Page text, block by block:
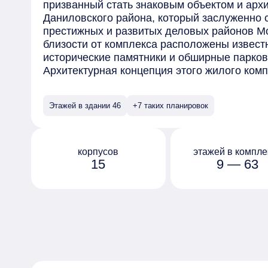
призванный стать знаковым объектом и
Даниловского района, который заслуженно
престижных и развитых деловых районов
близости от комплекса расположены
исторические памятники и обширные
Архитектурная концепция этого жилого
количеством комнат, от одной до четырех.
Благоустройство территории комплекса
потребностей всех категорий жильцов.
разработали концепцию многоуровневого
Этажей в здании 46 +7 таких планировок
15
корпусов
9 — 63
этажей в